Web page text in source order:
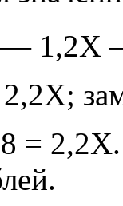
—
=